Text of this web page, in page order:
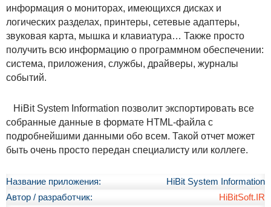
информация о мониторах, имеющихся дисках и
логических разделах, принтеры, сетевые адаптеры,
звуковая карта, мышка и клавиатура… Также просто
получить всю информацию о программном обеспечении:
система, приложения, службы, драйверы, журналы
событий.
HiBit System Information позволит экспортировать все
собранные данные в формате HTML-файла с
подробнейшими данными обо всем. Такой отчет может
быть очень просто передан специалисту или коллеге.
Название приложения:
HiBit System Information
Автор / разработчик:
HiBitSoft.IR